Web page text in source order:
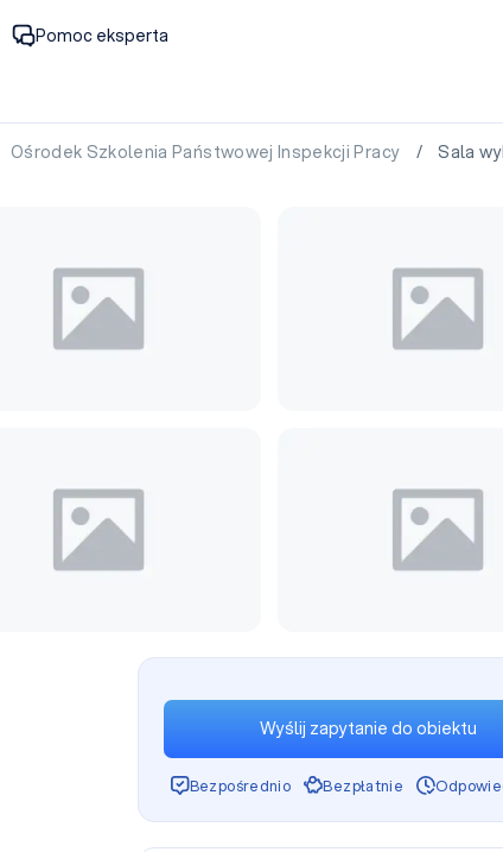
Pomoc eksperta
Ośrodek Szkolenia Państwowej Inspekcji Pracy
/ Sala
Wyślij zapytanie do obiektu
Bezpośrednio Bezpłatnie